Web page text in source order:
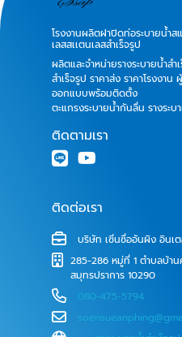
โรงงานผลิตฝาปิดท่อระบายน้ำส
เลสสเเตนเลสสำเร็จรูป
ผลิตและจำหน่ายรางระบายน้ำส
สำเร็จรูป ราคาส่ง ราคาโรงงา
ออกแบบพร้อมติดตั้ง
ตะแกรงระบายน้ำกันลื่น รางระ
ติดตามเรา
ติดต่อเรา
บริษัท เซิ่นซื่ออันผิง อินเ
285-286 หมู่ที่ 1 ตำบลบ้า
สมุทรปราการ 10290
080-475-5794